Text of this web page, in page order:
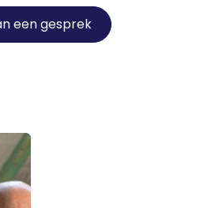
een gesprek